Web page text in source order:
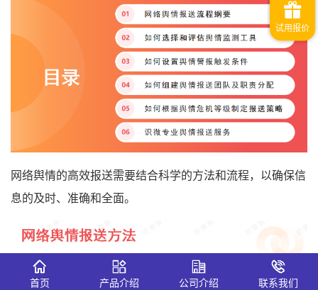
网络舆情的高效报送需要结合科学的方法和流程，以确保信
息的及时、准确和全面。
首页 产品介绍 公司介绍 联系我们